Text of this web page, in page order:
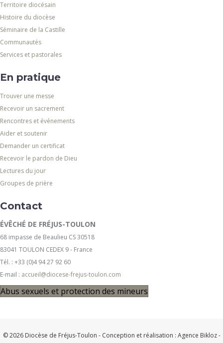
Territoire diocésain
Histoire du diocèse
Séminaire de la Castille
Communautés
Services et pastorales
En pratique
Trouver une messe
Recevoir un sacrement
Rencontres et événements
Aider et soutenir
Demander un certificat
Recevoir le pardon de Dieu
Lectures du jour
Groupes de prière
Contact
ÉVÊCHÉ DE FRÉJUS-TOULON
68 impasse de Beaulieu CS 30518
83041 TOULON CEDEX 9 - France
Tél. : +33 (0)4 94 27 92 60
E-mail : accueil@diocese-frejus-toulon.com
Abus sexuels et protection des mineurs
© 2026 Diocèse de Fréjus-Toulon - Conception et réalisation : Agence Bikloz-